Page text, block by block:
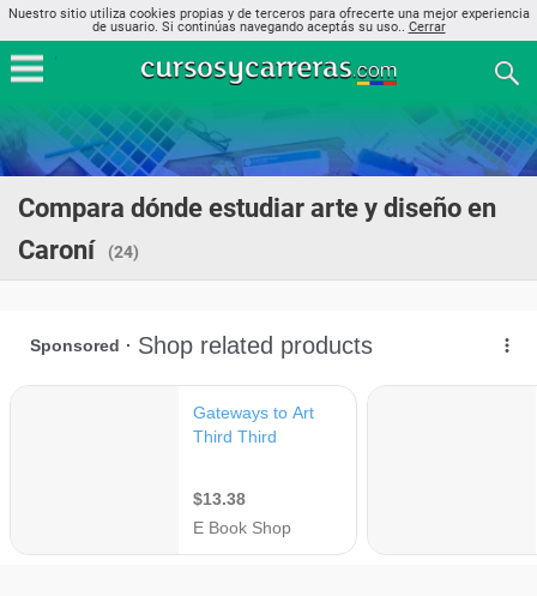
Nuestro sitio utiliza cookies propias y de terceros para ofrecerte una mejor experiencia
de usuario. Si continúas navegando aceptás su uso.. Cerrar
Compara dónde estudiar arte y diseño en
Caroní
(24)